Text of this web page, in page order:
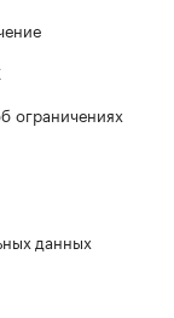
ограничениях
данных